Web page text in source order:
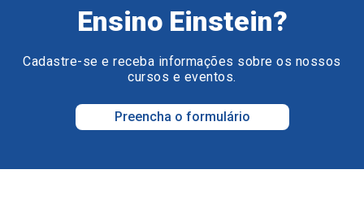
Ensino Einstein?
Cadastre-se e receba informações sobre os nossos
cursos e eventos.
Preencha o formulário